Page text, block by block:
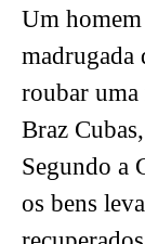
Um
madrugada
roubar uma
Braz
Segundo a
os bens